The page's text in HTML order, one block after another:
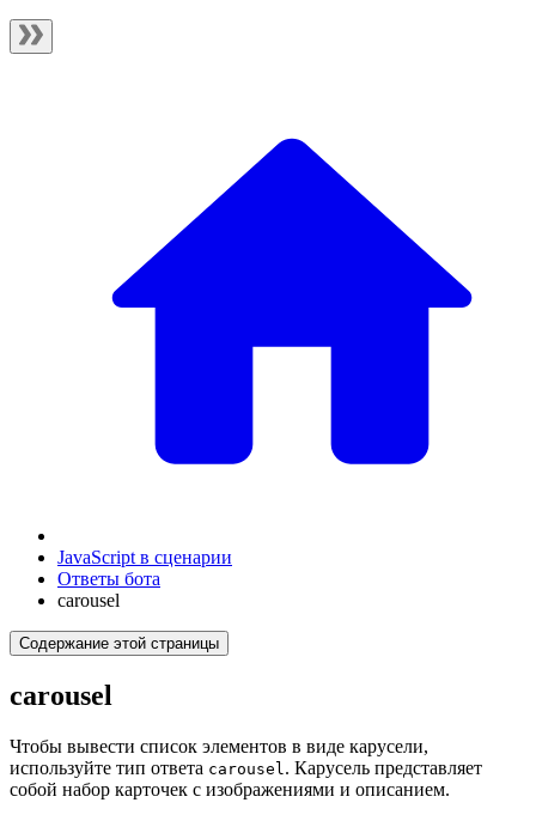
JavaScript в сценарии
Ответы бота
carousel
Содержание этой страницы
carousel
Чтобы вывести список элементов в виде карусели,
используйте тип ответа carousel . Карусель представляет
собой набор карточек с изображениями и описанием.